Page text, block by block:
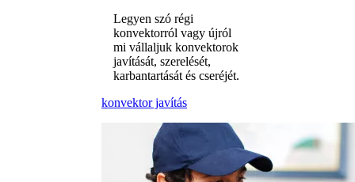
Legyen szó régi
konvektorról vagy újról
mi vállaljuk konvektorok
javítását, szerelését,
karbantartását és cseréjét.
konvektor javítás